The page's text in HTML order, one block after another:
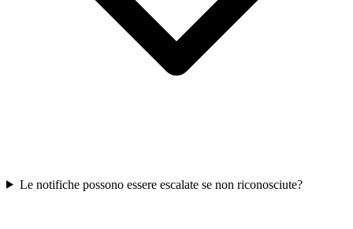
Le notifiche possono essere escalate se non riconosciute?